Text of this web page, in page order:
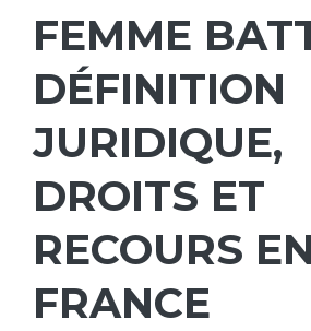
FEMME
DÉFINITION
JURIDIQUE,
DROITS ET
RECOURS EN
FRANCE